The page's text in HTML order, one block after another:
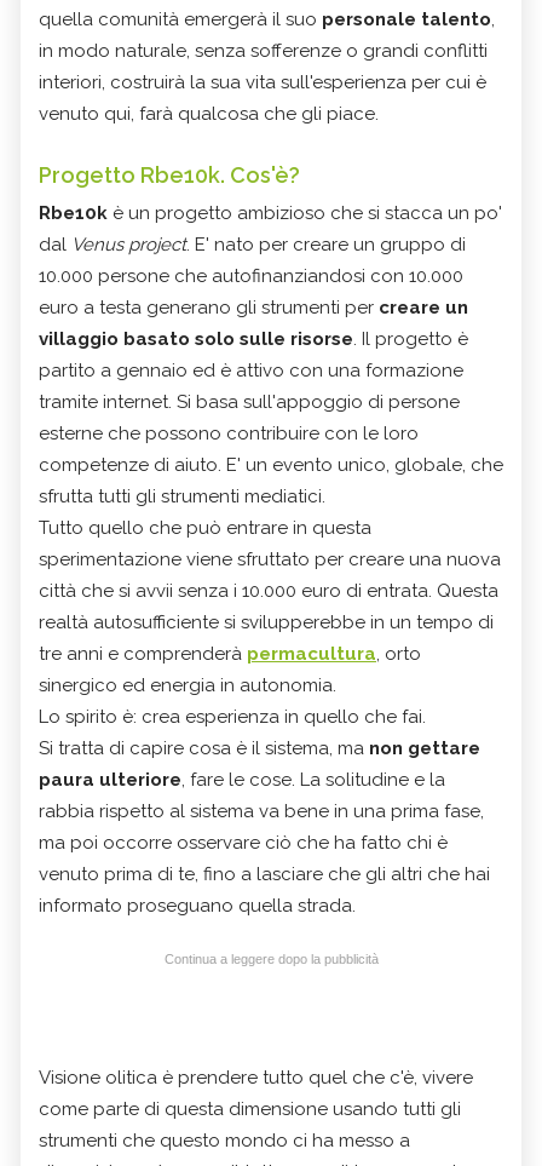
quella comunità emergerà il suo personale talento,
in modo naturale, senza sofferenze o grandi conflitti
interiori, costruirà la sua vita sull'esperienza per cui è
venuto qui, farà qualcosa che gli piace.
Progetto Rbe10k. Cos'è?
Rbe10k è un progetto ambizioso che si stacca un po'
dal Venus project. E' nato per creare un gruppo di
10.000 persone che autofinanziandosi con 10.000
euro a testa generano gli strumenti per creare un
villaggio basato solo sulle risorse. Il progetto è
partito a gennaio ed è attivo con una formazione
tramite internet. Si basa sull'appoggio di persone
esterne che possono contribuire con le loro
competenze di aiuto. E' un evento unico, globale, che
sfrutta tutti gli strumenti mediatici.
Tutto quello che può entrare in questa
sperimentazione viene sfruttato per creare una nuova
città che si avvii senza i 10.000 euro di entrata. Questa
realtà autosufficiente si svilupperebbe in un tempo di
tre anni e comprenderà permacultura, orto
sinergico ed energia in autonomia.
Lo spirito è: crea esperienza in quello che fai.
Si tratta di capire cosa è il sistema, ma non gettare
paura ulteriore, fare le cose. La solitudine e la
rabbia rispetto al sistema va bene in una prima fase,
ma poi occorre osservare ciò che ha fatto chi è
venuto prima di te, fino a lasciare che gli altri che hai
informato proseguano quella strada.
Continua a leggere dopo la pubblicità
Visione olitica è prendere tutto quel che c'è, vivere
come parte di questa dimensione usando tutti gli
strumenti che questo mondo ci ha messo a